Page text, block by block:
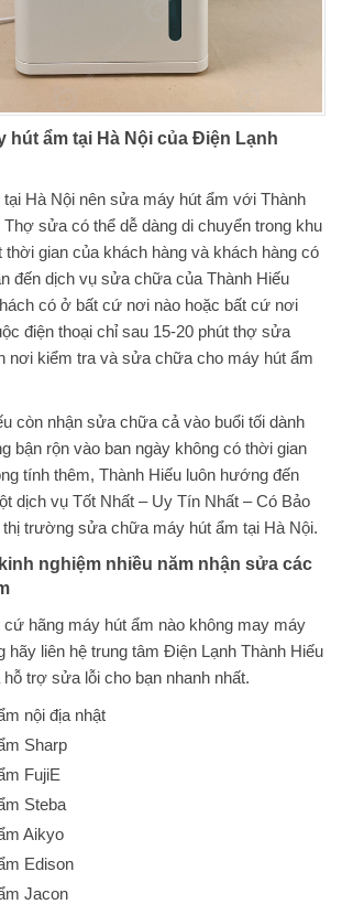
hút ẩm tại Hà Nội của Điện Lạnh
Hà Nội nên sửa máy hút ẩm với Thành
sửa có thể dễ dàng di chuyển trong khu
gian của khách hàng và khách hàng có
đến dịch vụ sửa chữa của Thành Hiếu
có ở bất cứ nơi nào hoặc bất cứ nơi
điện thoại chỉ sau 15-20 phút thợ sửa
nơi kiểm tra và sửa chữa cho máy hút ẩm
còn nhận sửa chữa cả vào buổi tối dành
bận rộn vào ban ngày không có thời gian
tính thêm, Thành Hiếu luôn hướng đến
dịch vụ Tốt Nhất – Uy Tín Nhất – Có Bảo
thị trường sửa chữa máy hút ẩm tại Hà Nội.
nghiệm nhiều năm nhận sửa các
cứ hãng máy hút ẩm nào không may máy
hãy liên hệ trung tâm Điện Lạnh Thành Hiếu
trợ sửa lỗi cho bạn nhanh nhất.
nội địa nhật
Sharp
FujiE
Steba
Aikyo
Edison
Jacon